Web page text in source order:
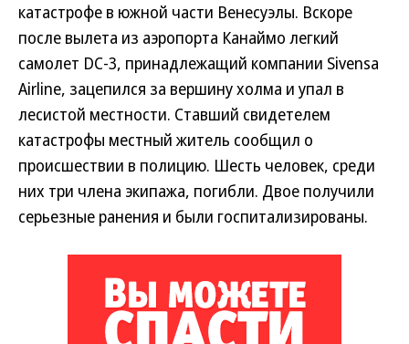
катастрофе в южной части Венесуэлы. Вскоре
после вылета из аэропорта Канаймо легкий
самолет DC-3, принадлежащий компании Sivensa
Airline, зацепился за вершину холма и упал в
лесистой местности. Ставший свидетелем
катастрофы местный житель сообщил о
происшествии в полицию. Шесть человек, среди
них три члена экипажа, погибли. Двое получили
серьезные ранения и были госпитализированы.